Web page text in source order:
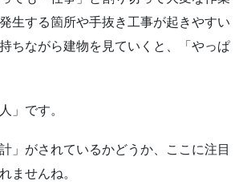
生する箇所や手抜き工事が起きやすい
ちながら建物を見ていくと、「やっぱ
」です。
」がされているかどうか、ここに注目
ませんね。